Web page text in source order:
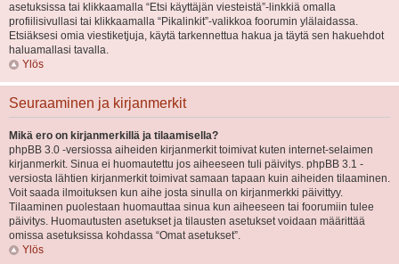
asetuksissa tai klikkaamalla “Etsi käyttäjän viesteistä”-linkkiä omalla
profiilisivullasi tai klikkaamalla “Pikalinkit”-valikkoa foorumin ylälaidassa.
Etsiäksesi omia viestiketjuja, käytä tarkennettua hakua ja täytä sen hakuehdot
haluamallasi tavalla.
Ylös
Seuraaminen ja kirjanmerkit
Mikä ero on kirjanmerkillä ja tilaamisella?
phpBB 3.0 -versiossa aiheiden kirjanmerkit toimivat kuten internet-selaimen
kirjanmerkit. Sinua ei huomautettu jos aiheeseen tuli päivitys. phpBB 3.1 -
versiosta lähtien kirjanmerkit toimivat samaan tapaan kuin aiheiden tilaaminen.
Voit saada ilmoituksen kun aihe josta sinulla on kirjanmerkki päivittyy.
Tilaaminen puolestaan huomauttaa sinua kun aiheeseen tai foorumiin tulee
päivitys. Huomautusten asetukset ja tilausten asetukset voidaan määrittää
omissa asetuksissa kohdassa “Omat asetukset”.
Ylös